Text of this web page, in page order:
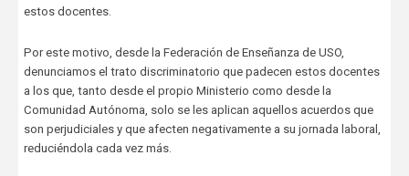
estos docentes.
Por este motivo, desde la Federación de Enseñanza de USO,
denunciamos el trato discriminatorio que padecen estos docentes
a los que, tanto desde el propio Ministerio como desde la
Comunidad Autónoma, solo se les aplican aquellos acuerdos que
son perjudiciales y que afecten negativamente a su jornada laboral,
reduciéndola cada vez más.